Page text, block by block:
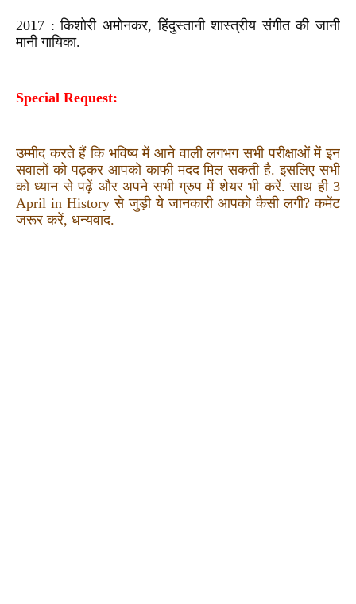
2017 : किशोरी अमोनकर, हिंदुस्‍तानी शास्‍त्रीय संगीत की जानी
मानी गायिका.
Special Request:
उम्मीद करते हैं कि भविष्य में आने वाली लगभग सभी परीक्षाओं में इन
सवालों को पढ़कर आपको काफी मदद मिल सकती है. इसलिए सभी
को ध्यान से पढ़ें और अपने सभी ग्रुप में शेयर भी करें. साथ ही 3
April in History से जुड़ी ये जानकारी आपको कैसी लगी? कमेंट
जरूर करें, धन्यवाद.